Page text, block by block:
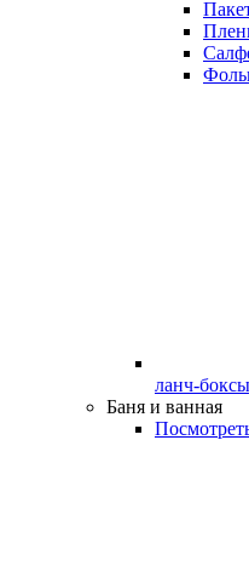
ланч-
Баня и ванная